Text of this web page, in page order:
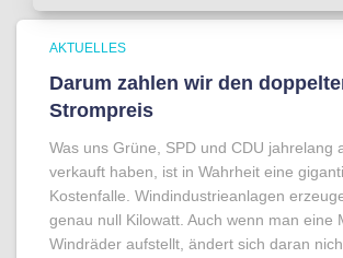
AKTUELLES
Darum zahlen wir den
Strompreis
Was uns Grüne, SPD und CDU jahrelang
verkauft haben, ist in Wahrheit eine
Kostenfalle. Windindustrieanlagen
genau null Kilowatt. Auch wenn man eine
Windräder aufstellt, ändert sich daran